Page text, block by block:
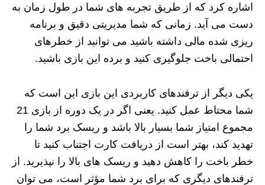
اشاره کرد که از طریق تجربه های شما در طول زمان به
دست می آید. زمانی که شما مدیریتی دقیق و برنامه
ریزی شده مالی داشته باشید می توانید از خطرهای
احتمالی باخت جلوگیری کنید و برده این بازی باشید.
یکی دیگر از ترفندهای کاربردی این بازی این است که
شما محتاط عمل کنید. یعنی اگر در یک دوره از بازی 21
مجموع امتیاز شما بسیار بالا باشد و ریسک برد شما را
تهدید کند، بهتر است از دریافت کارت اجتناب کنید تا
خطر باخت را کاهش دهید و ریسک های بالا را نپذیرید. از
ترفندهای دیگری که برای برد شما مؤثر است، می توان